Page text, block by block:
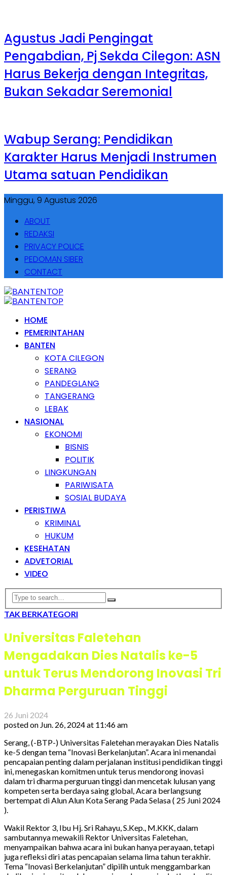
Agustus Jadi Pengingat
Pengabdian, Pj Sekda Cilegon: ASN
Harus Bekerja dengan Integritas,
Bukan Sekadar Seremonial
Wabup Serang: Pendidikan
Karakter Harus Menjadi Instrumen
Utama satuan Pendidikan
Minggu, 9 Agustus 2026
ABOUT
REDAKSI
PRIVACY POLICE
PEDOMAN SIBER
CONTACT
HOME
PEMERINTAHAN
BANTEN
KOTA CILEGON
SERANG
PANDEGLANG
TANGERANG
LEBAK
NASIONAL
EKONOMI
BISNIS
POLITIK
LINGKUNGAN
PARIWISATA
SOSIAL BUDAYA
PERISTIWA
KRIMINAL
HUKUM
KESEHATAN
ADVETORIAL
VIDEO
TAK BERKATEGORI
Universitas Faletehan
Mengadakan Dies Natalis ke-5
untuk Terus Mendorong Inovasi Tri
Dharma Perguruan Tinggi
26 Juni 2024
posted on Jun. 26, 2024 at 11:46 am
Serang, (-BTP-) Universitas Faletehan merayakan Dies Natalis
ke-5 dengan tema “Inovasi Berkelanjutan”. Acara ini menandai
pencapaian penting dalam perjalanan institusi pendidikan tinggi
ini, menegaskan komitmen untuk terus mendorong inovasi
dalam tri dharma perguruan tinggi dan mencetak lulusan yang
kompeten serta berdaya saing global, Acara berlangsung
bertempat di Alun Alun Kota Serang Pada Selasa ( 25 Juni 2024
).
Wakil Rektor 3, Ibu Hj. Sri Rahayu, S.Kep., M.KKK, dalam
sambutannya mewakili Rektor Universitas Faletehan,
menyampaikan bahwa acara ini bukan hanya perayaan, tetapi
juga refleksi diri atas pencapaian selama lima tahun terakhir.
Tema “Inovasi Berkelanjutan” dipilih untuk menggambarkan